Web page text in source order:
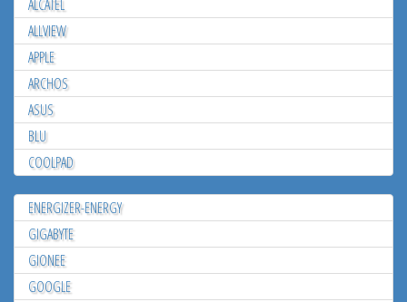
ALCATEL
ALLVIEW
APPLE
ARCHOS
ASUS
BLU
COOLPAD
ENERGIZER-ENERGY
GIGABYTE
GIONEE
GOOGLE